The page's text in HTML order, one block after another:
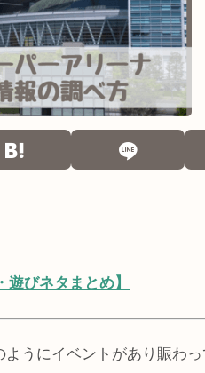
びネタまとめ】
うにイベントがあり賑わっ